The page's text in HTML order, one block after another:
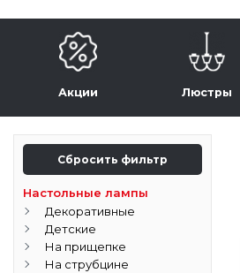
Акции Люстры
Сбросить фильтр
Настольные лампы
Декоративные
Детские
На прищепке
На струбцине